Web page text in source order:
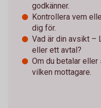
godkänner.
Kontrollera vem
dig för.
Vad är din avsikt –
eller ett avtal?
Om du betalar
vilken mottagare.